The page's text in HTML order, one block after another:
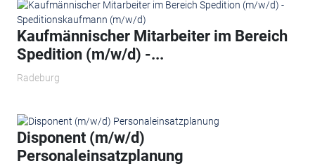
Kaufmännischer Mitarbeiter im Bereich
Spedition (m/w/d) -...
Radeburg
Disponent (m/w/d)
Personaleinsatzplanung